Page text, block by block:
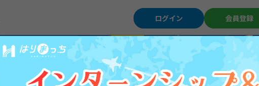
ログイン 会員登録